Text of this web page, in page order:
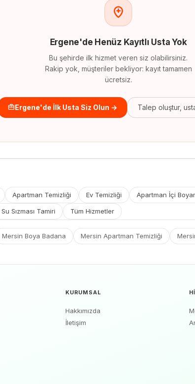
Ergene'de Henüz Kayıtlı Usta Yok
Bu şehirde ilk hizmet veren siz olabilirsiniz.
Rakip yok, müşteriler bekliyor: kayıt tamamen
ücretsiz.
Ergene'de İlk Usta Siz Olun → Talep oluştur,
Apartman Temizliği Ev Temizliği Apartman İçi
Sızması Tamiri Tüm Hizmetler
Mersin Boya Badana Mersin Apartman Temizliği
KURUMSAL
Hakkımızda
İletişim